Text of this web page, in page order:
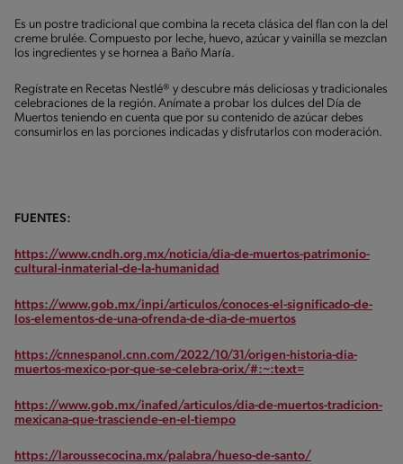
Es un postre tradicional que combina la receta clásica del flan con la del
creme brulée. Compuesto por leche, huevo, azúcar y vainilla se mezclan
los ingredientes y se hornea a Baño María.
Regístrate en Recetas Nestlé® y descubre más deliciosas y tradicionales
celebraciones de la región. Anímate a probar los dulces del Día de
Muertos teniendo en cuenta que por su contenido de azúcar debes
consumirlos en las porciones indicadas y disfrutarlos con moderación.
FUENTES:
https://www.cndh.org.mx/noticia/dia-de-muertos-patrimonio-
cultural-inmaterial-de-la-humanidad
https://www.gob.mx/inpi/articulos/conoces-el-significado-de-
los-elementos-de-una-ofrenda-de-dia-de-muertos
https://cnnespanol.cnn.com/2022/10/31/origen-historia-dia-
muertos-mexico-por-que-se-celebra-orix/#:~:text=
https://www.gob.mx/inafed/articulos/dia-de-muertos-tradicion-
mexicana-que-trasciende-en-el-tiempo
https://laroussecocina.mx/palabra/hueso-de-santo/